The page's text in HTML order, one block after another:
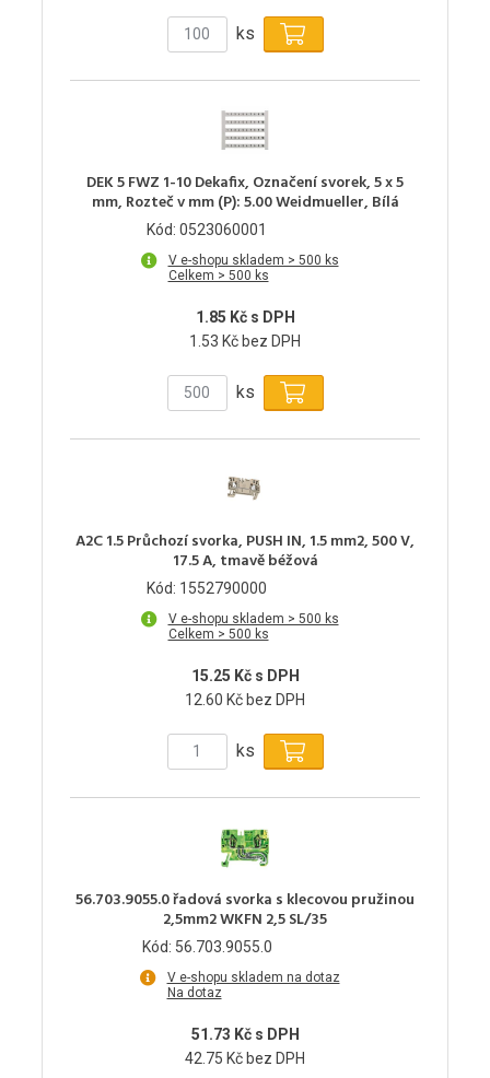
ks
DEK 5 FWZ 1-10 Dekafix, Označení svorek, 5 x 5
mm, Rozteč v mm (P): 5.00 Weidmueller, Bílá
Kód: 0523060001
V e-shopu skladem > 500 ks
Celkem > 500 ks
1.85 Kč s DPH
1.53 Kč bez DPH
ks
A2C 1.5 Průchozí svorka, PUSH IN, 1.5 mm2, 500 V,
17.5 A, tmavě béžová
Kód: 1552790000
V e-shopu skladem > 500 ks
Celkem > 500 ks
15.25 Kč s DPH
12.60 Kč bez DPH
ks
56.703.9055.0 řadová svorka s klecovou pružinou
2,5mm2 WKFN 2,5 SL/35
Kód: 56.703.9055.0
V e-shopu skladem na dotaz
Na dotaz
51.73 Kč s DPH
42.75 Kč bez DPH